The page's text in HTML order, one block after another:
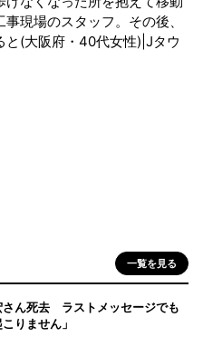
現場のスタッフ。その後、
と(大阪府・40代女性)|Jタウ
一覧を見る
さん死去 ラストメッセージでも
りません」